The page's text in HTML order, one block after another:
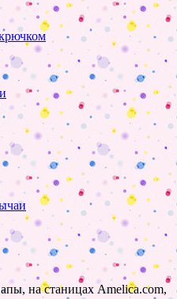
на станицах Amelica.com,